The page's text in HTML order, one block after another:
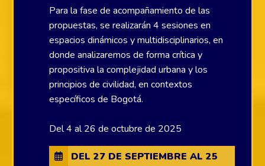
Para la fase de acompañamiento de las
propuestas, se realizarán 4 sesiones en
espacios dinámicos y multidisciplinarios, en
donde analizaremos de forma crítica y
propositiva la complejidad urbana y los
principios de civilidad, en contextos
específicos de Bogotá.
Del 4 al 26 de octubre de 2025
DEL 27 DE SEPTIEMBRE AL 25